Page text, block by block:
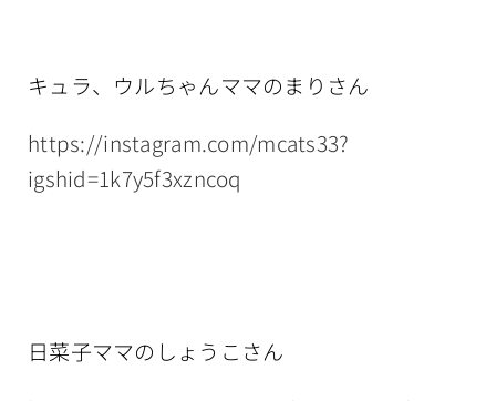
キュラ、ウルちゃんママのまりさん
https://instagram.com/mcats33?
igshid=1k7y5f3xzncoq
日菜子ママのしょうこさん